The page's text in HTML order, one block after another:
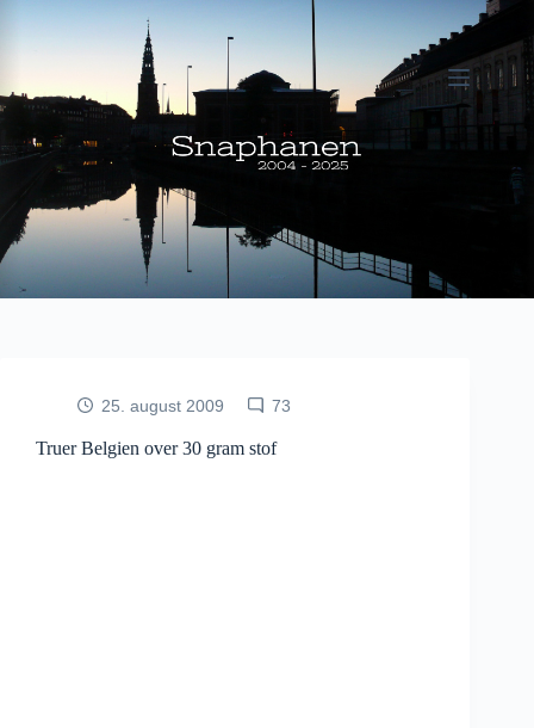
25. august 2009 73
Truer Belgien over 30 gram stof